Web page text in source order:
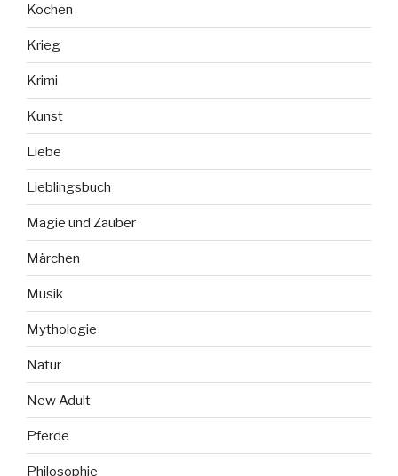
Kochen
Krieg
Krimi
Kunst
Liebe
Lieblingsbuch
Magie und Zauber
Märchen
Musik
Mythologie
Natur
New Adult
Pferde
Philosophie